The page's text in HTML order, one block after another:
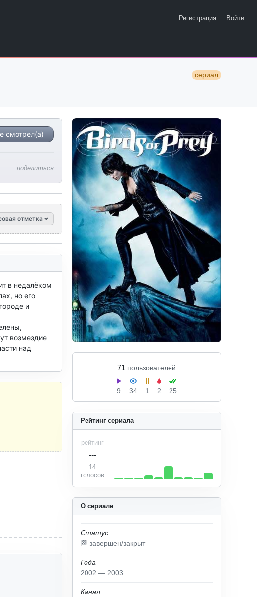
Регистрация Войти
сериал
смотрел(а)
поделиться
71 пользователей
9 34 1 2 25
отметка
О сериале
Статус
🏁 завершен/закрыт
Года
2002 — 2003
Канал
Рейтинг сериала
рейтинг
---
14
голосов
в недалёком
но его
и
возмездие
над